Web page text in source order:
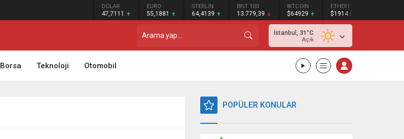
DOLAR
47,7111
EURO
55,1881
STERLİN
64,4139
BIST 100
13.779,39
BITCOIN
$64929
ETHEREUM
$1914.09
İstanbul, 31 °C
Açık
Borsa Teknoloji Otomobil
POPÜLER KONULAR